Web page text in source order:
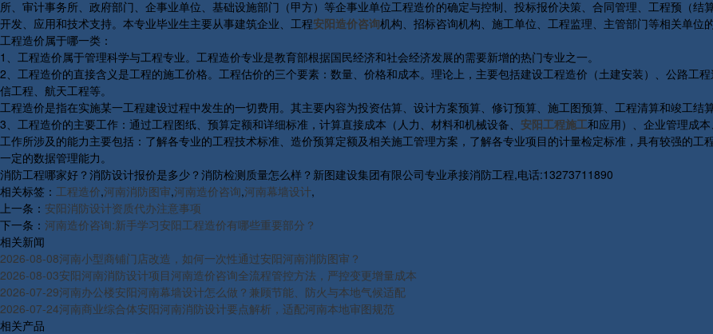
所、审计事务所、政府部门、企事业单位、基础设施部门（甲方）等企事业单位工程造价的确定与控制、投标报价决策、合同管理、工程预（
开发、应用和技术支持。本专业毕业生主要从事建筑企业、工程安阳造价咨询机构、招标咨询机构、施工单位、工程监理、主管部门等相关单位
工程造价属于哪一类：
1、工程造价属于管理科学与工程专业。工程造价专业是教育部根据国民经济和社会经济发展的需要新增的热门专业之一。
2、工程造价的直接含义是工程的施工价格。工程估价的三个要素：数量、价格和成本。理论上，主要包括建设工程造价（土建安装）、公路工
信工程、航天工程等。
工程造价是指在实施某一工程建设过程中发生的一切费用。其主要内容为投资估算、设计方案预算、修订预算、施工图预算、工程清算和竣工结算
3、工程造价的主要工作：通过工程图纸、预算定额和详细标准，计算直接成本（人力、材料和机械设备、 安阳工程施工和应用）、企业管理成本
工作所涉及的能力主要包括：了解各专业的工程技术标准、造价预算定额及相关施工管理方案，了解各专业项目的计量检定标准，具有较强的
一定的数据管理能力。
消防工程哪家好？消防设计报价是多少？消防检测质量怎么样？新图建设集团有限公司专业承接消防工程,电话:13273711890
相关标签： 工程造价,河南消防图审,河南造价咨询,河南幕墙设计,
上一条： 安阳消防设计资质代办注意事项
下一条： 河南造价咨询:新手学习安阳工程造价有哪些重要部分？
相关新闻
2026-08-08河南小型商铺门店改造，如何一次性通过安阳河南消防图审？
2026-08-03安阳河南消防设计项目河南造价咨询全流程管控方法，严控变更增量成本
2026-07-29河南办公楼安阳河南幕墙设计怎么做？兼顾节能、防火与本地气候适配
2026-07-24河南商业综合体安阳河南消防设计要点解析，适配河南本地审图规范
相关产品